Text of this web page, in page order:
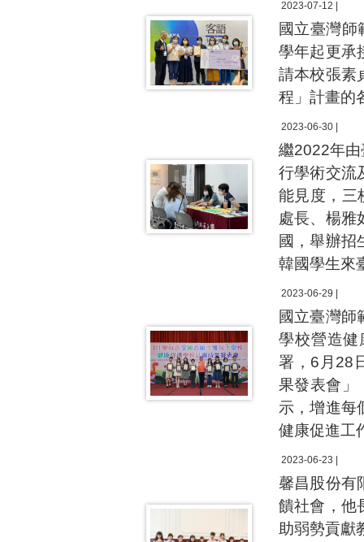
2023-07-12 |
國立臺灣
學年起更承
請本校張素
程」計畫的
2023-06-30 |
繼2022年
行學術交流
能見度，三
處長、楊雅
國，舉辦招
韓國學生來
2023-06-29 |
國立臺灣師
學校營造健
署，6月28
果發表會」
示，增進每
健康促進工
2023-06-23 |
馨昌股份有
饋社會，他
助弱勢貢獻